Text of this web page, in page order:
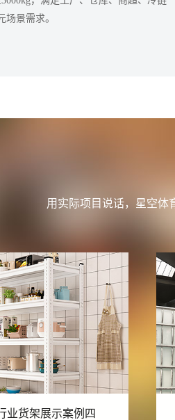
场景需求。
用实际项目说话，星空体
业货架展示案例三